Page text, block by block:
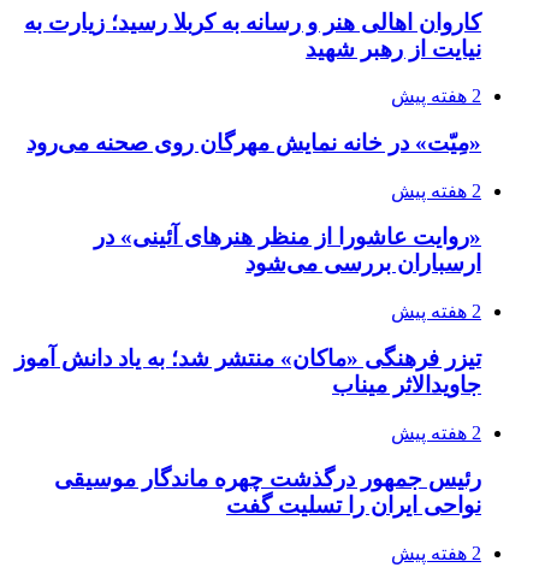
کاروان اهالی هنر و رسانه به کربلا رسید؛ زیارت به
نیایت از رهبر شهید
2 هفته پیش
«مِیّت» در خانه نمایش مهرگان روی صحنه می‌رود
2 هفته پیش
«روایت عاشورا از منظر هنرهای آئینی» در
ارسباران بررسی می‌شود
2 هفته پیش
تیزر فرهنگی «ماکان» منتشر شد؛ به یاد دانش آموز
جاویدالاثر میناب
2 هفته پیش
رئیس جمهور درگذشت چهره ماندگار موسیقی
نواحی ایران را تسلیت گفت
2 هفته پیش